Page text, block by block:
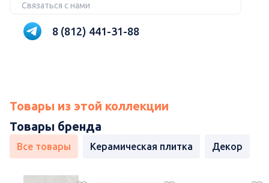
Связаться с нами
8 (812) 441-31-88
Товары из этой коллекции
Товары бренда
Все товары Керамическая плитка Декор